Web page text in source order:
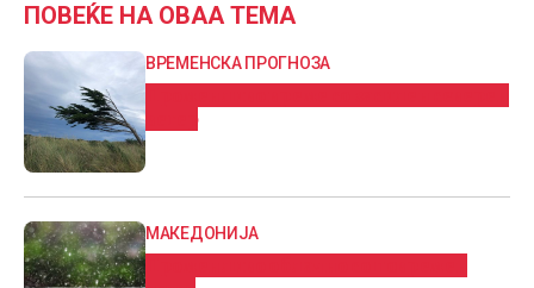
ПОВЕЌЕ НА ОВАА ТЕМА
ВРЕМЕНСКА ПРОГНОЗА
ветер
МАКЕДОНИЈА